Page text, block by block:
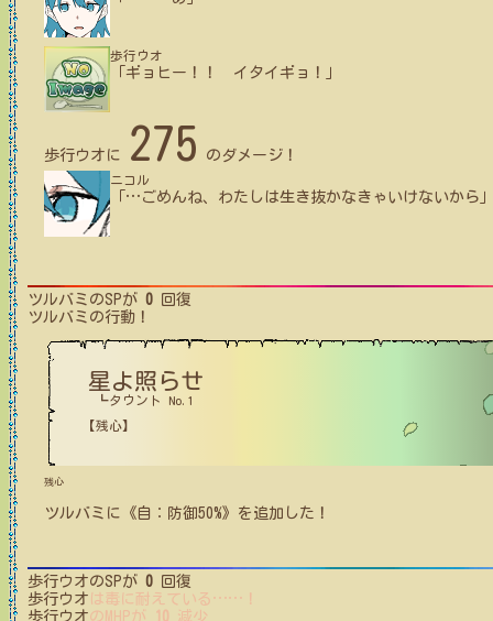
歩行ウオ
「ギョヒー！！ イタイギョ！」
歩行ウオ に 275 のダメージ！
ニコル
… ごめんね、わたしは生き抜かなきゃいけないから
ツルバミ のSPが 0 回復
ツルバミ の行動！
星よ照らせ
┗タウント No.1
【残心】
残心
ツルバミ に 《自：防御50%》 を追加した！
歩行ウオのSPが 0 回復
歩行ウオ は毒に耐えている ……
歩行ウオのMHPが 10
減少